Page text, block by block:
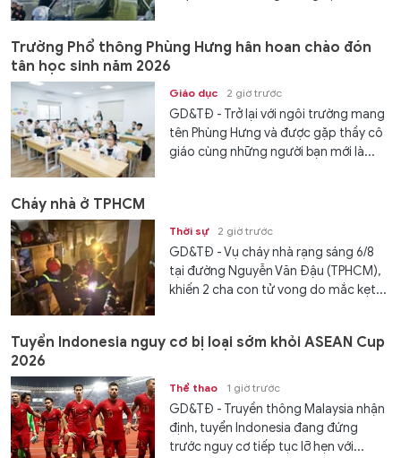
Trường Phổ thông Phùng Hưng hân hoan chào đón
tân học sinh năm 2026
Giáo dục 2 giờ trước
GD&TĐ - Trở lại với ngôi trường mang
tên Phùng Hưng và được gặp thầy cô
giáo cùng những người bạn mới là...
Cháy nhà ở TPHCM
Thời sự 2 giờ trước
GD&TĐ - Vụ cháy nhà rạng sáng 6/8
tại đường Nguyễn Văn Đậu (TPHCM),
khiến 2 cha con tử vong do mắc kẹt...
Tuyển Indonesia nguy cơ bị loại sớm khỏi ASEAN Cup
2026
Thể thao 1 giờ trước
GD&TĐ - Truyền thông Malaysia nhận
định, tuyển Indonesia đang đứng
trước nguy cơ tiếp tục lỡ hẹn với...